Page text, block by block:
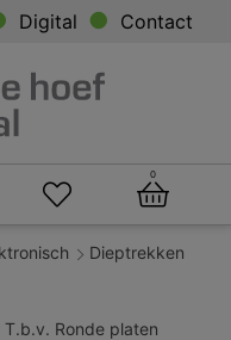
Digital Contact
0
Dieptrekken
Ronde platen